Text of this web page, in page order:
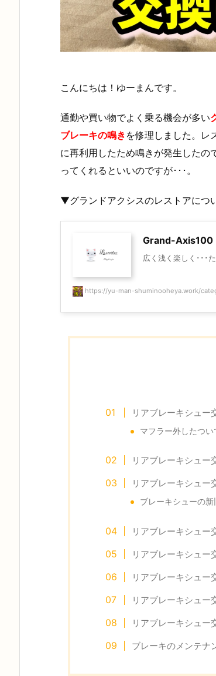
こんにちは！ゆーまんです。
通勤や買い物でよく乗る機会が多い
ブレーキの鳴き を修理しました。レ
に再利用したため鳴きが発生したの
ってくれるといいのですが･･･。
▼グランドアクシスのレストアにつ
Grand-Axis100 |
広く浅く楽しく･･･
https://yu-man-shuminooheya.work/
リアブレーキシュ
マフラー外したつ
リアブレーキシュ
リアブレーキシュ
ブレーキシューの新
リアブレーキシュ
リアブレーキシュ
リアブレーキシュ
リアブレーキシュ
リアブレーキシュー
ブレーキのメンテナ